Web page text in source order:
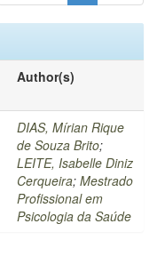
Author(s)
DIAS, Mírian Rique
de Souza Brito;
LEITE, Isabelle Diniz
Cerqueira; Mestrado
Profissional em
Psicologia da Saúde